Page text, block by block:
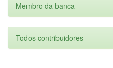
Membro da banca
Todos contribuidores